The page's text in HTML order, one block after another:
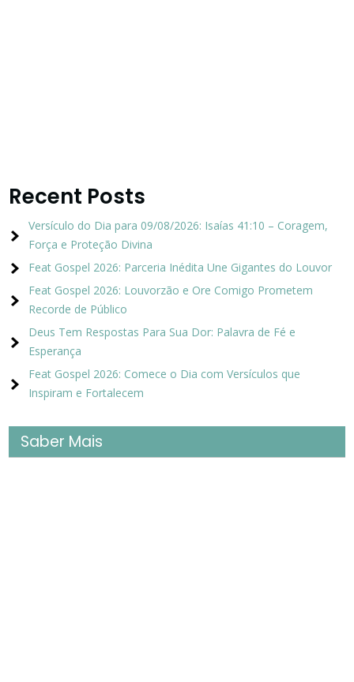
Recent Posts
Versículo do Dia para 09/08/2026: Isaías 41:10 – Coragem,
Força e Proteção Divina
Feat Gospel 2026: Parceria Inédita Une Gigantes do Louvor
Feat Gospel 2026: Louvorzão e Ore Comigo Prometem
Recorde de Público
Deus Tem Respostas Para Sua Dor: Palavra de Fé e
Esperança
Feat Gospel 2026: Comece o Dia com Versículos que
Inspiram e Fortalecem
Saber Mais